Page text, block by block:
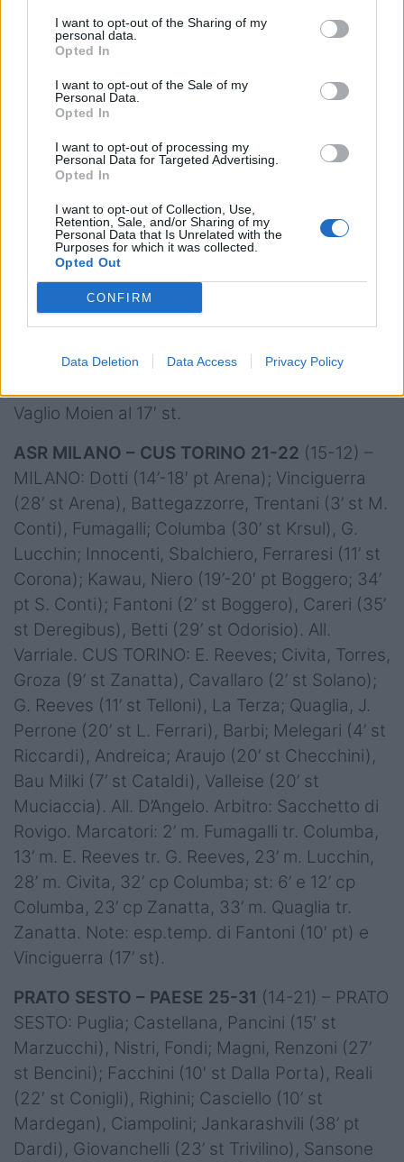
I want to opt-out of the Sharing of my
personal data.
Opted In
I want to opt-out of the Sale of my
Personal Data.
Opted In
I want to opt-out of processing my
Personal Data for Targeted Advertising.
Opted In
I want to opt-out of Collection, Use,
Retention, Sale, and/or Sharing of my
Personal Data that Is Unrelated with the
Purposes for which it was collected.
Opted Out
CONFIRM
Data Deletion Data Access Privacy Policy
Antonini); Bertoni, Caila (37’ pt Galvani);
Castellano (30’ st Catalano), Ceciliani (35’ st
Trejo), Bettini. All. Porrino. BIELLA: Travaglini;
Morel (13’ st Ghelli), Gilligan, Grosso (35’ st L.
Caffè, J.B. Ledesma (25’ st Mondin); F. Righi
(21’ st M. Righi), De Biaggio (25’ st Panaro);
Lipera (10’ st Vaglio Moien), Scatigna (27’ st
Casiraghi), J.M. Ledesma (10’ st De Lise). All.
Benettin. Arbitro: Meschini di Milano. Marcatori:
5’ e 11’ cp Price, 20’ m. Castellano tr. Silva Soria,
37’ cp Silva Soria; st: 7’ m. J.M. Ledesma tr.
Castellano tr. Silva Soria, 34’ m. Casiraghi tr.
Vaglio Moien al 17′ st.
ASR MILANO – CUS TORINO 21-22 (15-12) –
MILANO: Dotti (14’-18′ pt Arena); Vinciguerra
(28’ st Arena), Battegazzorre, Trentani (3’ st M.
Conti), Fumagalli; Columba (30’ st Krsul), G.
Lucchin; Innocenti, Sbalchiero, Ferraresi (11’ st
Corona); Kawau, Niero (19’-20′ pt Boggero; 34’
pt S. Conti); Fantoni (2’ st Boggero), Careri (35’
st Deregibus), Betti (29’ st Odorisio). All.
Varriale. CUS TORINO: E. Reeves; Civita, Torres,
Groza (9’ st Zanatta), Cavallaro (2’ st Solano);
G. Reeves (11’ st Telloni), La Terza; Quaglia, J.
Perrone (20’ st L. Ferrari), Barbi; Melegari (4’ st
Riccardi), Andreica; Araujo (20’ st Checchini),
Bau Milki (7’ st Cataldi), Valleise (20’ st
Muciaccia). All. D’Angelo. Arbitro: Sacchetto di
Rovigo. Marcatori: 2’ m. Fumagalli tr. Columba,
13’ m. E. Reeves tr. G. Reeves, 23’ m. Lucchin,
28’ m. Civita, 32’ cp Columba; st: 6’ e 12’ cp
Columba, 23’ cp Zanatta, 33’ m. Quaglia tr.
Zanatta. Note: esp.temp. di Fantoni (10′ pt) e
Vinciguerra (17’ st).
PRATO SESTO – PAESE 25-31 (14-21) – PRATO
SESTO: Puglia; Castellana, Pancini (15′ st
Marzucchi), Nistri, Fondi; Magni, Renzoni (27’
st Bencini); Facchini (10′ st Dalla Porta), Reali
(22′ st Conigli), Righini; Casciello (10’ st
Mardegan), Ciampolini; Jankarashvili (38’ pt
Dardi), Giovanchelli (23’ st Trivilino), Sansone